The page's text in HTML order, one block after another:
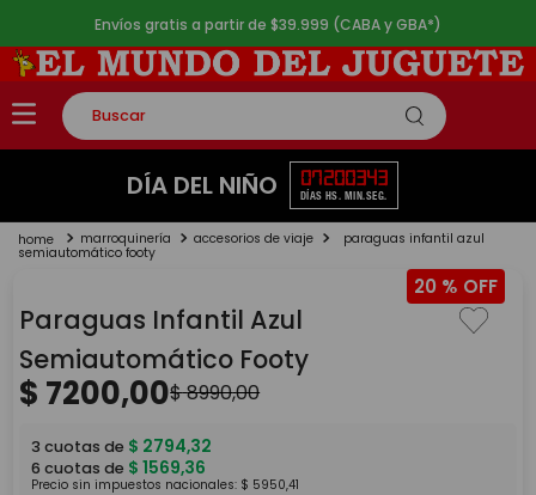
Envíos gratis a partir de $39.999 (CABA y GBA*)
Buscar
TÉRMINOS MÁS BUSCADOS
2.
lego
4 .
monopatin
5. toy story
DÍA DEL NIÑO 07
DÍAS
20
HS.
03
MIN.
43
SEG.
marroquinería accesorios de viaje paraguas infantil azul
semiautomático footy
20 %
Paraguas Infantil Azul
Semiautomático Footy
$ 7200,00$8990,00
3 cuotas de $ 2794,32
6 cuotas de $ 1569,36
Precio sin impuestos nacionales: $ 5950,41